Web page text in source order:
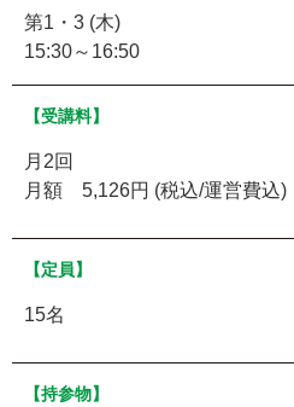
第1・3 (木)
15:30～16:50
【受講料】
月2回
月額 5,126円 (税込/運営費込)
【定員】
15名
【持参物】